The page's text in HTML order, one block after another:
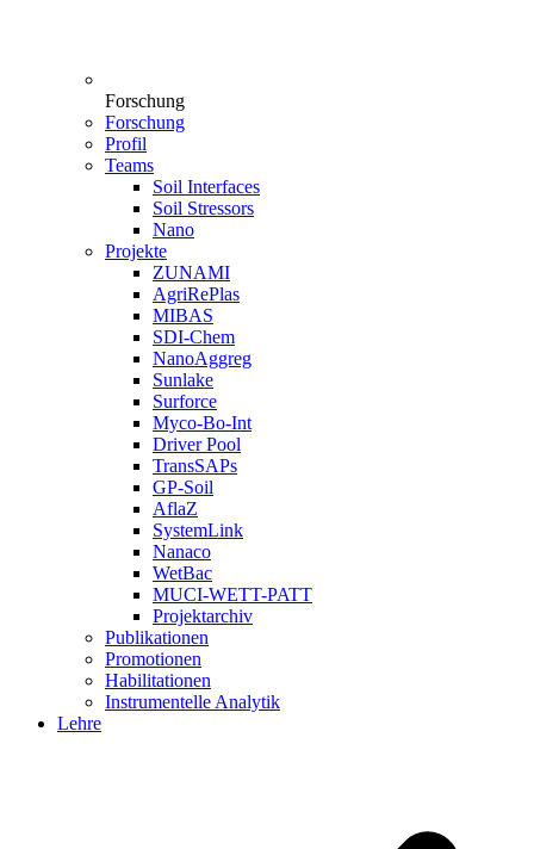
Forschung
Forschung
Profil
Teams
Soil Interfaces
Soil Stressors
Nano
Projekte
ZUNAMI
AgriRePlas
MIBAS
SDI-Chem
NanoAggreg
Sunlake
Surforce
Myco-Bo-Int
Driver Pool
TransSAPs
GP-Soil
AflaZ
SystemLink
Nanaco
WetBac
MUCI-WETT-PATT
Projektarchiv
Publikationen
Promotionen
Habilitationen
Instrumentelle Analytik
Lehre